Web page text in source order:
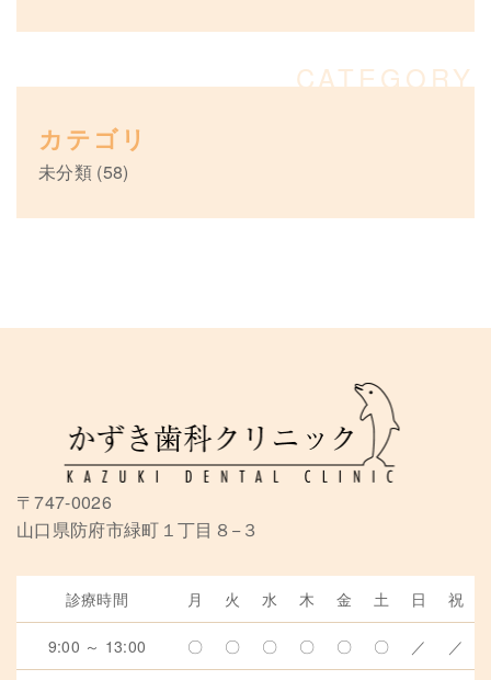
カテゴリ
未分類(58)
〒747-0026
山口県防府市緑町１丁目８−３
診療時間 月 火 水 木 金 土 日 祝
9:00 ～ 13:00 〇 〇 〇 〇 〇 〇 ／ ／